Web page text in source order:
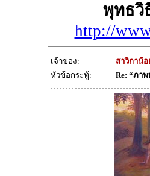
พุทธวิ
http://
เจ้าของ: สาวิกาน้อ
หัวข้อกระทู้:
Re: “ภา